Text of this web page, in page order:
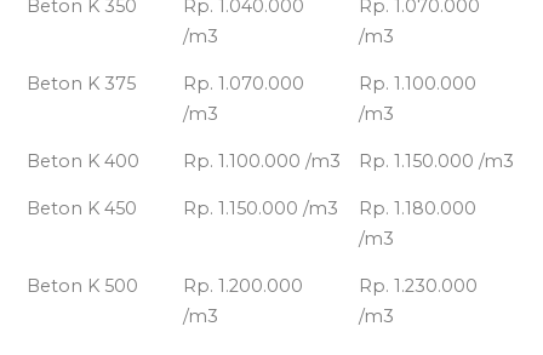
Beton K 350
Rp. 1.040.000
/m3
Rp. 1.070.000
/m3
Beton K 375
Rp. 1.070.000
/m3
Rp. 1.100.000
/m3
Beton K 400 Rp. 1.100.000 /m3 Rp. 1.150.000 /m3
Beton K 450 Rp. 1.150.000 /m3
Rp. 1.180.000
/m3
Beton K 500
Rp. 1.200.000
/m3
Rp. 1.230.000
/m3